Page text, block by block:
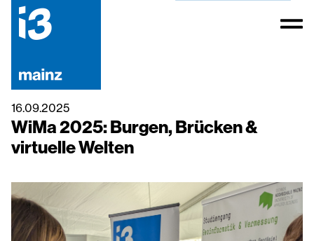
16.09.2025
WiMa 2025: Burgen, Brücken &
virtuelle Welten